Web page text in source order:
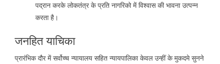
पद्रान करके लोकतंत्र के प्रति नागरिको में विश्वास की भावना उत्पन्न
करता है।
जनहित याचिका
प्रारंभिक दौर में सर्वोच्च न्यायालय सहित न्यायपालिका केवल उन्हीं के मुकदमे सुनने